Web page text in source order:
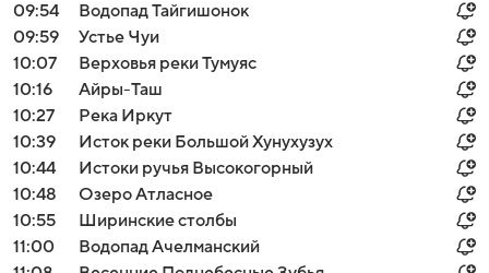
09:54
Водопад Тайгишонок
09:59
Устье Чуи
10:07
Верховья реки Тумуяс
10:16
Айры-Таш
10:27
Река Иркут
10:39
Исток реки Большой Хунухузух
10:44
Истоки ручья Высокогорный
10:48
Озеро Атласное
10:55
Ширинские столбы
11:00
Водопад Ачелманский